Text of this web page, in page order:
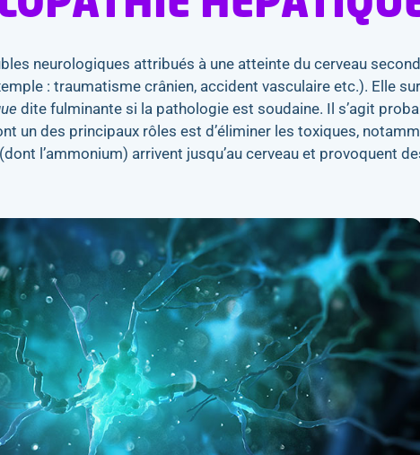
neurologiques attribués à une atteinte du cerveau
: traumatisme crânien, accident vasculaire etc.). Elle
dite fulminante si la pathologie est soudaine. Il s’agit
un des principaux rôles est d’éliminer les toxiques,
l’ammonium) arrivent jusqu’au cerveau et provoquent